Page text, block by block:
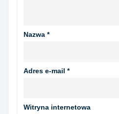
Nazwa *
Adres e-mail *
Witryna internetowa